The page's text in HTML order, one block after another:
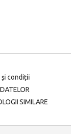
și condiții
SIMILARE